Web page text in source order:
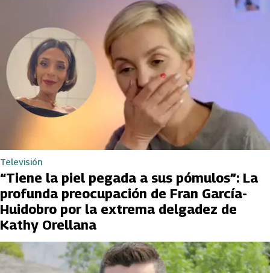
Televisión
“Tiene la piel pegada a sus pómulos”: La
profunda preocupación de Fran García-
Huidobro por la extrema delgadez de
Kathy Orellana